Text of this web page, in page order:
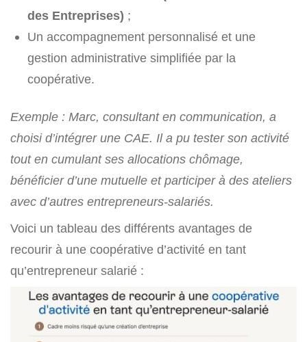
des Entreprises) ;
Un accompagnement personnalisé et une
gestion administrative simplifiée par la
coopérative.
Exemple : Marc, consultant en communication, a
choisi d’intégrer une CAE. Il a pu tester son activité
tout en cumulant ses allocations chômage,
bénéficier d’une mutuelle et participer à des ateliers
avec d’autres entrepreneurs-salariés.
Voici un tableau des différents avantages de
recourir à une coopérative d’activité en tant
qu’entrepreneur salarié :